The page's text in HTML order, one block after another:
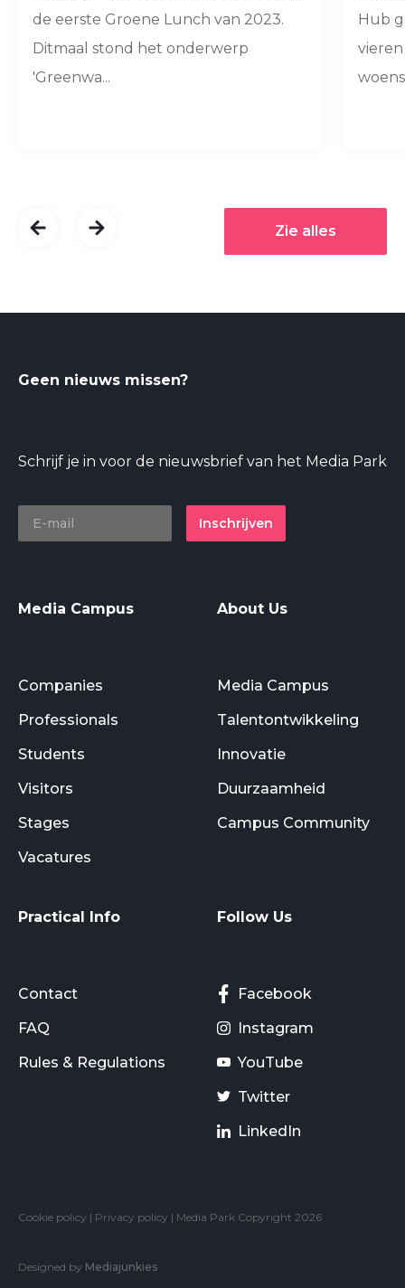
de eerste Groene Lunch van 2023.
Ditmaal stond het onderwerp
'Greenwa...
Hub
Zie alles
Geen nieuws missen?
Schrijf je in voor de nieuwsbrief van het Media Park
Inschrijven
Media Campus
Companies
Professionals
Students
Visitors
Stages
Vacatures
About Us
Media Campus
Talentontwikkeling
Innovatie
Duurzaamheid
Campus Community
Practical Info
Contact
FAQ
Rules & Regulations
Follow Us
Facebook
Instagram
YouTube
Twitter
LinkedIn
Cookie policy | Privacy policy | Media Park Copyright 2026
Designed by Mediajunkies